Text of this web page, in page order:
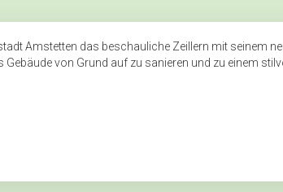
Amstetten das beschauliche Zeillern mit seinem
von Grund auf zu sanieren und zu einem